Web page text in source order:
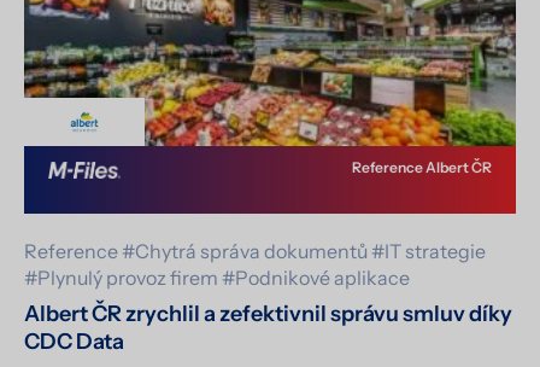
Reference #Chytrá správa dokumentů #IT strategie
#Plynulý provoz firem #Podnikové aplikace
Albert ČR zrychlil a zefektivnil správu smluv díky
CDC Data
Reference Albert ČR